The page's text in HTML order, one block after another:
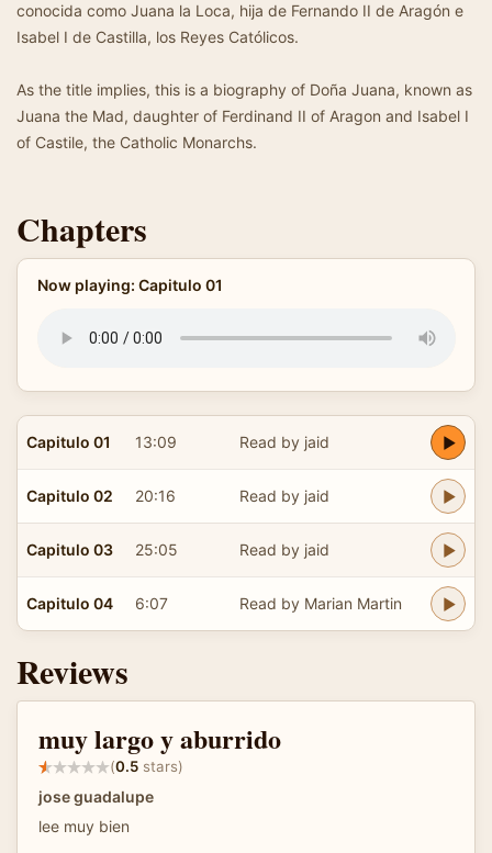
conocida como Juana la Loca, hija de Fernando II de Aragón e
Isabel I de Castilla, los Reyes Católicos.
As the title implies, this is a biography of Doña Juana, known as
Juana the Mad, daughter of Ferdinand II of Aragon and Isabel I
of Castile, the Catholic Monarchs.
Chapters
Now playing: Capitulo 01
Capitulo 01 13:09 Read by jaid
Capitulo 02 20:16 Read by jaid
Capitulo 03 25:05 Read by jaid
Capitulo 04 6:07 Read by Marian Martin
Reviews
muy largo y aburrido
(0.5 stars)
jose guadalupe
lee muy bien